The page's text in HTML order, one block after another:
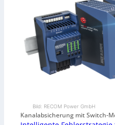
Bild: RECOM Power GmbH
Kanalabsicherung mit Switch-